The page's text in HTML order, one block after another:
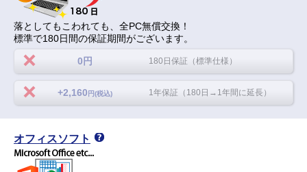
落としてもこわれても、全PC無償交換！
標準で180日間の保証期間がございます。
0円 180日保証（標準仕様）
+2,160 円(税込) 1年保証（180日→1年間に延長）
オフィスソフト